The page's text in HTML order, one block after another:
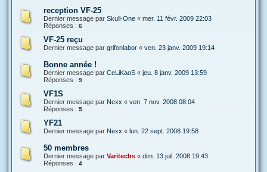
reception VF-25
Dernier message par Skull-One « mer. 11 févr. 2009 22:03
Réponses : 6
VF-25 reçu
Dernier message par grifonlabor « ven. 23 janv. 2009 19:14
Bonne année !
Dernier message par CeLiKaoS « jeu. 8 janv. 2009 13:59
Réponses : 9
VF1S
Dernier message par Nexx « ven. 7 nov. 2008 08:04
Réponses : 5
YF21
Dernier message par Nexx « lun. 22 sept. 2008 19:58
50 membres
Dernier message par Varitechs « dim. 13 juil. 2008 19:43
Réponses : 4